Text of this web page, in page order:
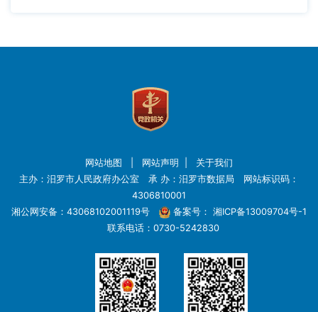
网站地图 网站声明
关于我们
主办：汨罗市人民政府办公室 承 办：汨罗市数据局 网站标识码：
4306810001
湘公网安备：43068102001119号
备案号： 湘ICP备13009704号-1
联系电话：0730-5242830